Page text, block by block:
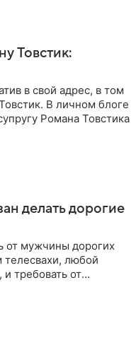
Товстик:
в свой адрес, в том
В личном блоге
Романа Товстика
делать дорогие
от мужчины дорогих
телесвахи, любой
требовать от